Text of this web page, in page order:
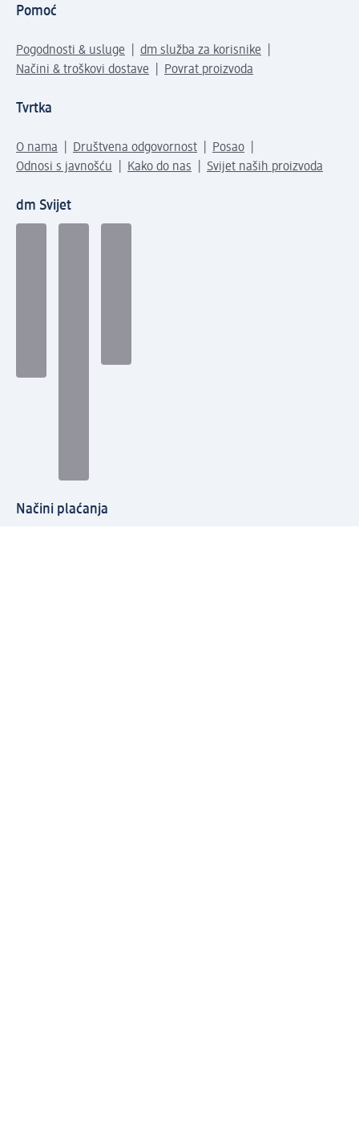
Pomoć
Pogodnosti & usluge
dm služba za korisnike
Načini & troškovi dostave
Povrat proizvoda
Tvrtka
O nama Društvena odgovornost
Posao
Odnosi s javnošću
Kako do nas Svijet naših proizvoda
dm Svijet
Načini plaćanja